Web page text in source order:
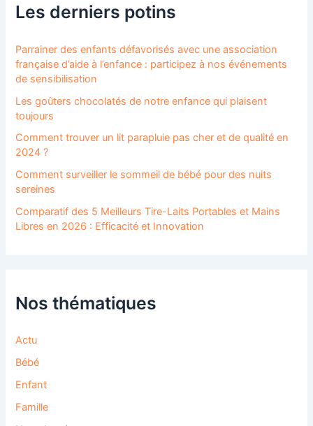
Les derniers potins
Parrainer des enfants défavorisés avec une association
française d’aide à l’enfance : participez à nos événements
de sensibilisation
Les goûters chocolatés de notre enfance qui plaisent
toujours
Comment trouver un lit parapluie pas cher et de qualité en
2024 ?
Comment surveiller le sommeil de bébé pour des nuits
sereines
Comparatif des 5 Meilleurs Tire-Laits Portables et Mains
Libres en 2026 : Efficacité et Innovation
Nos thématiques
Actu
Bébé
Enfant
Famille